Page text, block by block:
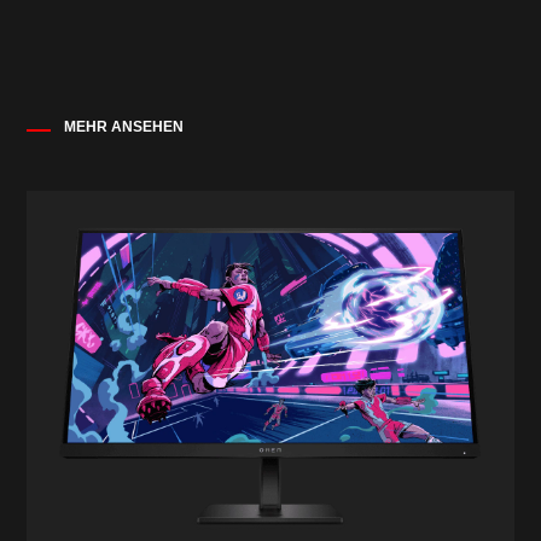
ausfallen.
tatsächliche Leistung kann variieren.
Farboptionen
Shadow Black
Wireless-Konnektivität
Realtek Wi-Fi 6 (2x2) und Bluetooth® 5.3
MEHR ANSEHEN